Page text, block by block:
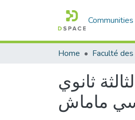
Home
ثانوي
ماماش